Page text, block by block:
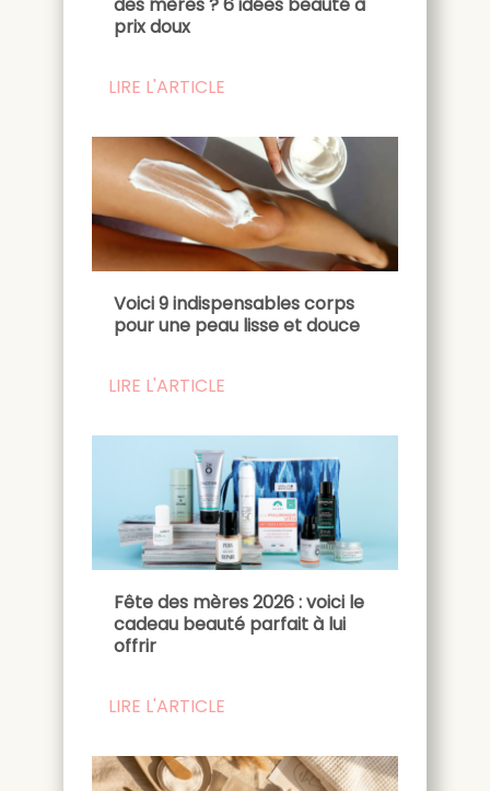
prix doux
LIRE L'ARTICLE
Voici 9 indispensables corps
pour une peau lisse et douce
LIRE L'ARTICLE
Fête des mères 2026 : voici le
cadeau beauté parfait à lui
offrir
LIRE L'ARTICLE